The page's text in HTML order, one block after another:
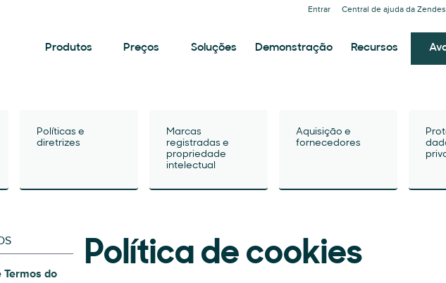
Entrar Central de ajuda da
Produtos Preços Soluções Demonstração Recursos
Políticas e
diretrizes
Marcas
registradas e
propriedade
intelectual
Aquisição e
fornecedores
do
Política de cookies